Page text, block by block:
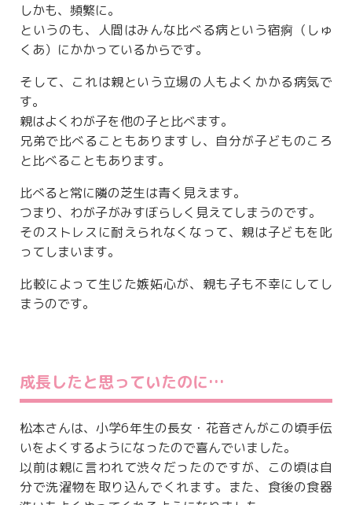
しかも、頻繁に。
というのも、人間はみんな比べる病という宿痾（しゅ
くあ）にかかっているからです。
そして、これは親という立場の人もよくかかる病気で
す。
親はよくわが子を他の子と比べます。
兄弟で比べることもありますし、自分が子どものころ
と比べることもあります。
比べると常に隣の芝生は青く見えます。
つまり、わが子がみすぼらしく見えてしまうのです。
そのストレスに耐えられなくなって、親は子どもを叱
ってしまいます。
比較によって生じた嫉妬心が、親も子も不幸にしてし
まうのです。
成長したと思っていたのに…
松本さんは、小学6年生の長女・花音さんがこの頃手伝
いをよくするようになったので喜んでいました。
以前は親に言われて渋々だったのですが、この頃は自
分で洗濯物を取り込んでくれます。また、食後の食器